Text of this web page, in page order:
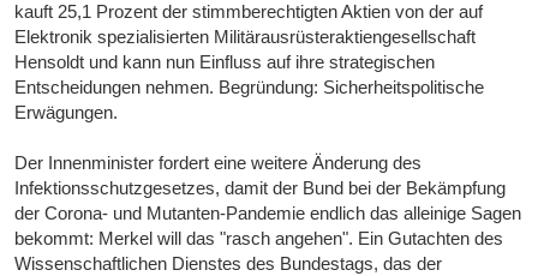
kauft 25,1 Prozent der stimmberechtigten Aktien von der auf
Elektronik spezialisierten Militärausrüsteraktiengesellschaft
Hensoldt und kann nun Einfluss auf ihre strategischen
Entscheidungen nehmen. Begründung: Sicherheitspolitische
Erwägungen.
Der Innenminister fordert eine weitere Änderung des
Infektionsschutzgesetzes, damit der Bund bei der Bekämpfung
der Corona- und Mutanten-Pandemie endlich das alleinige Sagen
bekommt: Merkel will das "rasch angehen". Ein Gutachten des
Wissenschaftlichen Dienstes des Bundestags, das der